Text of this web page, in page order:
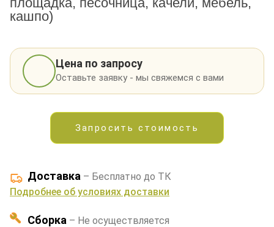
кашпо)
Цена по запросу
Оставьте заявку - мы свяжемся с вами
Запросить стоимость
Доставка – Бесплатно до ТК
Подробнее об условиях доставки
Сборка – Не осуществляется